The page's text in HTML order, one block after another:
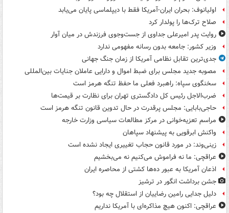
اولیانوف: بحران ایران-آمریکا فقط با دیپلماسی پایان می‌یابد
صلاح ترک‌ها را پولدار کرد
روایت پدر امیرعلی جداوی از جست‌وجوی فرزندش در میان آوار
وزیر کشور: جامعه بدون رسانه مفهومی ندارد
جدی‌ترین تقابل نظامی آمریکا از زمان جنگ جهانی
مصوبه جدید مجلس برای ضبط اموال و دارایی عاملان جنایات بین‌المللی
سخنگوی سپاه: راهبرد فعلی ما حفظ تنگه هرمز است
ضرب‌الاجل رئیس کل دادگستری تهران برای نظارت بر قیمت‌ها
حاجی‌بابایی: مجلس پرقدرت در حال تدوین قانون تنگه هرمز است
مراسم تعزیه‌خوانی در مرکز مطالعات سیاسی وزارت خارجه
واکنش ابرقویی به پیشنهاد سپاهان
زینی‌وند: در مورد قانون حجاب تغییری ایجاد نشده است
عراقچی: ما نه فراموش می‌کنیم نه می‌بخشیم
اذعان آمریکا به عبور ده‌ها کشتی از محاصره ایران
جشن برداشت انگور در ترشیز
دلیل جدایی رامین رضاییان از استقلال چه بود؟
عراقچی: اکنون هیچ مذاکره‌ای با آمریکا نداریم